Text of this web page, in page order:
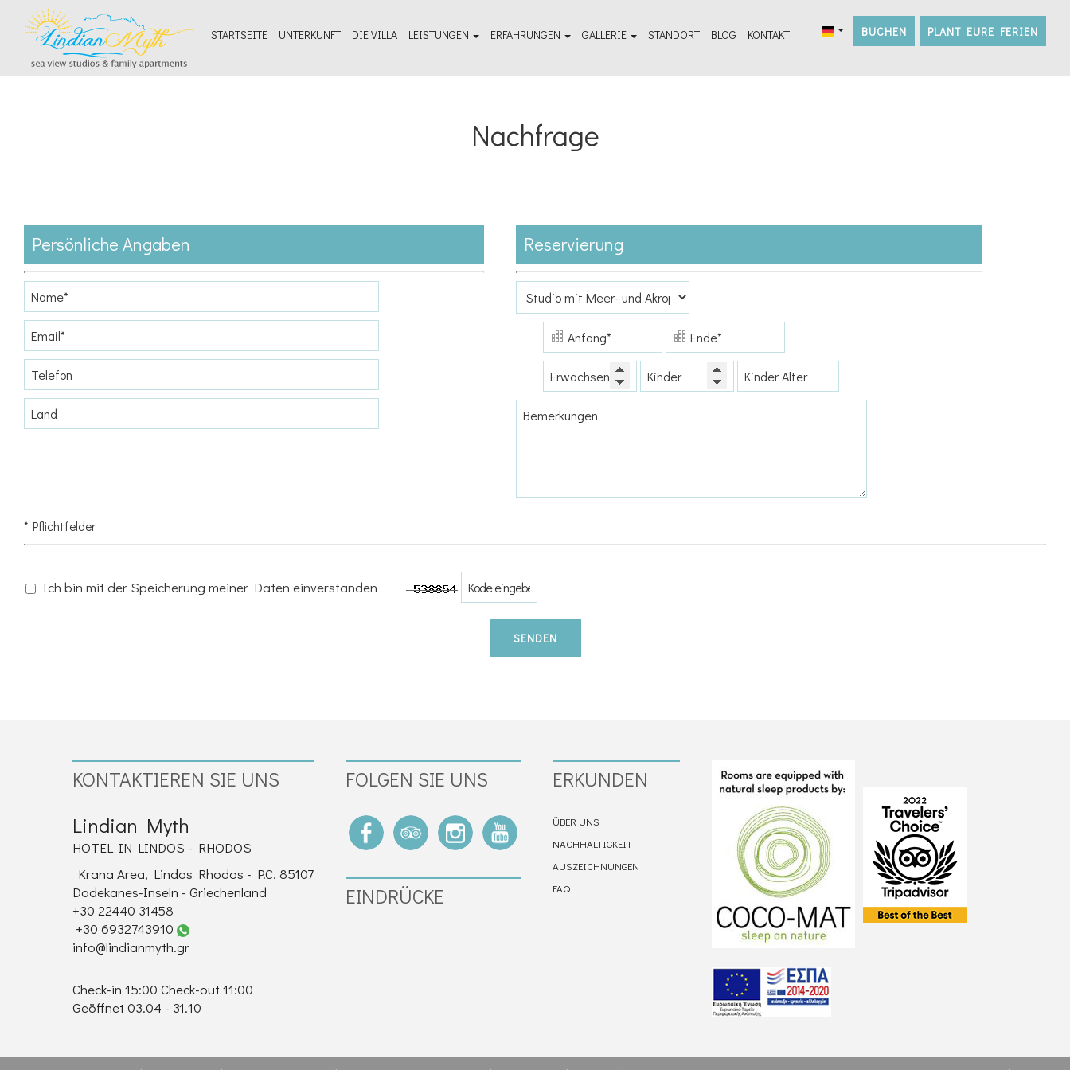
BUCHEN PLANT EURE FERIEN
STARTSEITE UNTERKUNFT DIE VILLA LEISTUNGEN ERFAHRUNGEN GALLERIE STANDORT BLOG KONTAKT
Nachfrage
Persönliche Angaben Reservierung
* Pflichtfelder
Ich bin mit der Speicherung meiner Daten einverstanden
SENDEN
KONTAKTIEREN SIE UNS
Lindian Myth
HOTEL IN LINDOS - RHODOS
Krana Area, Lindos Rhodos - P.C. 85107
Dodekanes-Inseln - Griechenland
+30 22440 31458
+30 6932743910
info@lindianmyth.gr
Check-in 15:00 Check-out 11:00
Geöffnet 03.04 - 31.10
FOLGEN SIE UNS
EINDRÜCKE
ERKUNDEN
ÜBER UNS
NACHHALTIGKEIT
AUSZEICHNUNGEN
FAQ